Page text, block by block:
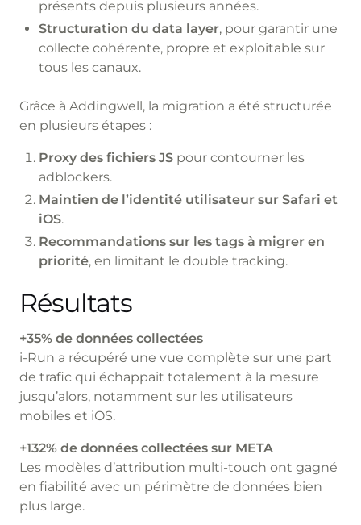
présents depuis plusieurs années.
Structuration du data layer, pour garantir une
collecte cohérente, propre et exploitable sur
tous les canaux.
Grâce à Addingwell, la migration a été structurée
en plusieurs étapes :
Proxy des fichiers JS pour contourner les
adblockers.
Maintien de l’identité utilisateur sur Safari et
iOS.
Recommandations sur les tags à migrer en
priorité, en limitant le double tracking.
Résultats
+35% de données collectées
i-Run a récupéré une vue complète sur une part
de trafic qui échappait totalement à la mesure
jusqu’alors, notamment sur les utilisateurs
mobiles et iOS.
+132% de données collectées sur META
Les modèles d’attribution multi-touch ont gagné
en fiabilité avec un périmètre de données bien
plus large.